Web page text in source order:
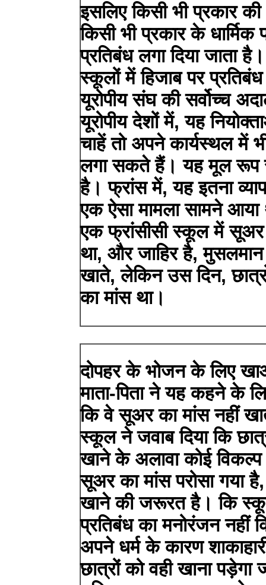
इसलिए किसी भी प्रकार की
किसी भी प्रकार के
प्रतिबंध लगा दिया जाता
स्कूलों में हिजाब पर
यूरोपीय संघ की सर्वोच्च
यूरोपीय देशों में, यह
चाहें तो अपने कार्यस्थल में
लगा सकते हैं। यह मूल रूप से
है। फ्रांस में, यह इतना
एक ऐसा मामला सामने आया
एक फ्रांसीसी स्कूल में सूअर
था, और जाहिर है,
खाते, लेकिन उस दिन,
का मांस था।
दोपहर के भोजन के लिए
माता-पिता ने यह कहने के
कि वे सूअर का मांस नहीं
स्कूल ने जवाब दिया कि
खाने के अलावा कोई
सूअर का मांस परोसा गया
खाने की जरूरत है। कि
प्रतिबंध का मनोरंजन नहीं
अपने धर्म के कारण
छात्रों को वही खाना